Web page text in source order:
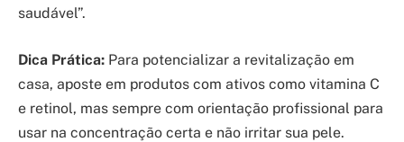
saudável”.
Dica Prática: Para potencializar a revitalização em
casa, aposte em produtos com ativos como vitamina C
e retinol, mas sempre com orientação profissional para
usar na concentração certa e não irritar sua pele.